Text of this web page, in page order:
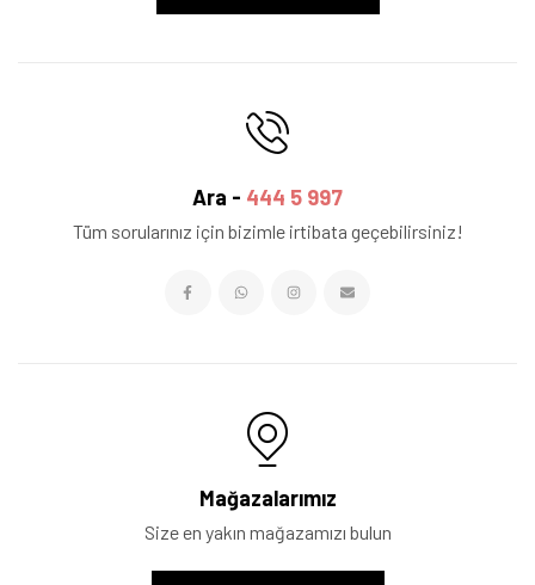
Ara - 444 5 997
Tüm sorularınız için bizimle irtibata geçebilirsiniz!
Mağazalarımız
Size en yakın mağazamızı bulun